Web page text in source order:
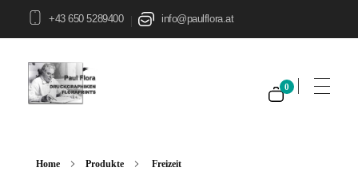
+43 650 5289400 | info@paulflora.at
0
Home Produkte Freizeit